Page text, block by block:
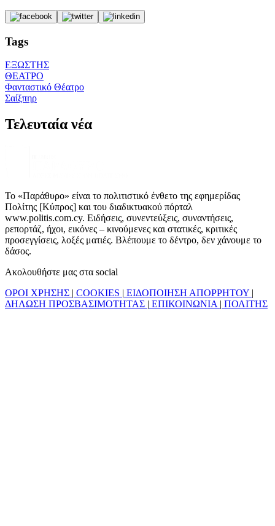
Tags
ΕΞΩΣΤΗΣ
ΘΕΑΤΡΟ
Φανταστικό Θέατρο
Σαίξπηρ
Τελευταία νέα
Το «Παράθυρο» είναι το πολιτιστικό ένθετο της εφημερίδας
Πολίτης [Κύπρος] και του διαδικτυακού πόρταλ
www.politis.com.cy. Ειδήσεις, συνεντεύξεις, συναντήσεις,
ρεπορτάζ, ήχοι, εικόνες – κινούμενες και στατικές, κριτικές
προσεγγίσεις, λοξές ματιές. Βλέπουμε το δέντρο, δεν χάνουμε το
δάσος.
Ακολουθήστε μας στα social
ΟΡΟΙ ΧΡΗΣΗΣ | COOKIES | ΕΙΔΟΠΟΙΗΣΗ ΑΠΟΡΡΗΤΟΥ |
ΔΗΛΩΣΗ ΠΡΟΣΒΑΣΙΜΟΤΗΤΑΣ | ΕΠΙΚΟΙΝΩΝΙΑ | ΠΟΛΙΤΗΣ